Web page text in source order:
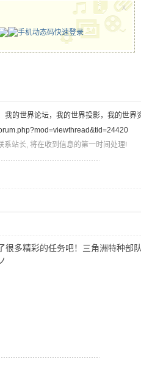
x
的世界论坛，我的世界投影，我的世界
系站长, 将在收到信息的第一时间处理!
多精彩的任务吧！三角洲特种部